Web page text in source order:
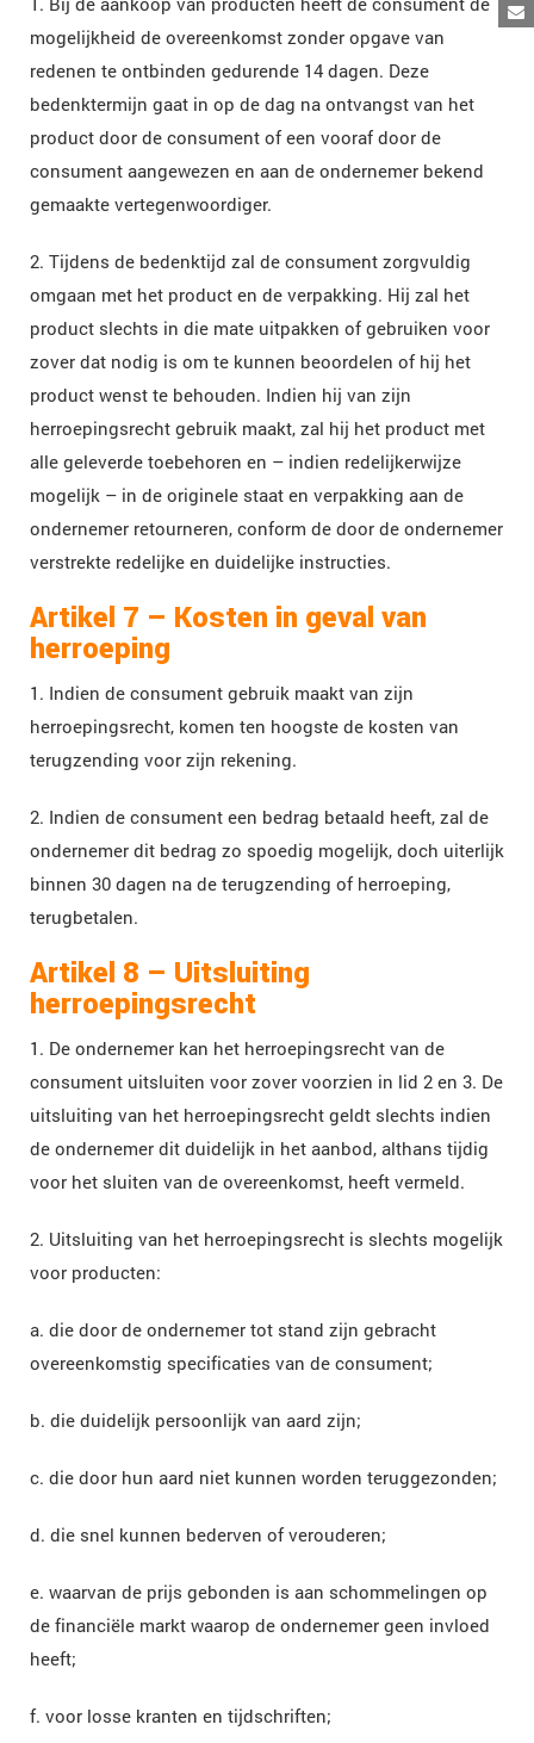
mogelijkheid de overeenkomst zonder opgave van
redenen te ontbinden gedurende 14 dagen. Deze
bedenktermijn gaat in op de dag na ontvangst van het
product door de consument of een vooraf door de
consument aangewezen en aan de ondernemer bekend
gemaakte vertegenwoordiger.
2. Tijdens de bedenktijd zal de consument zorgvuldig
omgaan met het product en de verpakking. Hij zal het
product slechts in die mate uitpakken of gebruiken voor
zover dat nodig is om te kunnen beoordelen of hij het
product wenst te behouden. Indien hij van zijn
herroepingsrecht gebruik maakt, zal hij het product met
alle geleverde toebehoren en – indien redelijkerwijze
mogelijk – in de originele staat en verpakking aan de
ondernemer retourneren, conform de door de ondernemer
verstrekte redelijke en duidelijke instructies.
Artikel 7 – Kosten in geval van
herroeping
1. Indien de consument gebruik maakt van zijn
herroepingsrecht, komen ten hoogste de kosten van
terugzending voor zijn rekening.
2. Indien de consument een bedrag betaald heeft, zal de
ondernemer dit bedrag zo spoedig mogelijk, doch uiterlijk
binnen 30 dagen na de terugzending of herroeping,
terugbetalen.
Artikel 8 – Uitsluiting
herroepingsrecht
1. De ondernemer kan het herroepingsrecht van de
consument uitsluiten voor zover voorzien in lid 2 en 3. De
uitsluiting van het herroepingsrecht geldt slechts indien
de ondernemer dit duidelijk in het aanbod, althans tijdig
voor het sluiten van de overeenkomst, heeft vermeld.
2. Uitsluiting van het herroepingsrecht is slechts mogelijk
voor producten:
a. die door de ondernemer tot stand zijn gebracht
overeenkomstig specificaties van de consument;
b. die duidelijk persoonlijk van aard zijn;
c. die door hun aard niet kunnen worden teruggezonden;
d. die snel kunnen bederven of verouderen;
e. waarvan de prijs gebonden is aan schommelingen op
de financiële markt waarop de ondernemer geen invloed
heeft;
f. voor losse kranten en tijdschriften;